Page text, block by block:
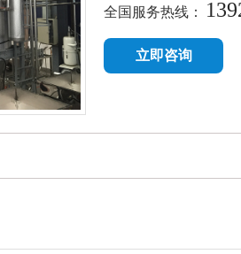
全国服务热线：
立即咨询